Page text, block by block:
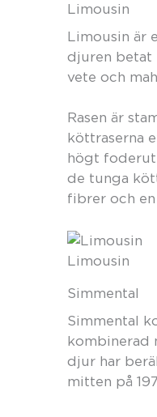
Limousin
Limousin är
djuren betat
vete och
Rasen är
köttraserna
högt
de tunga
fibrer och
Limousin
Simmental
Simmental
kombinerad
djur har
mitten på